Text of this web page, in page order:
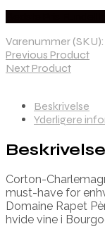
Varenummer (SKU):
Previous Product
Next Product
Beskrivelse
Yderligere
Beskrivelse
Corton-
must-have for
Domaine Rapet
hvide vine i